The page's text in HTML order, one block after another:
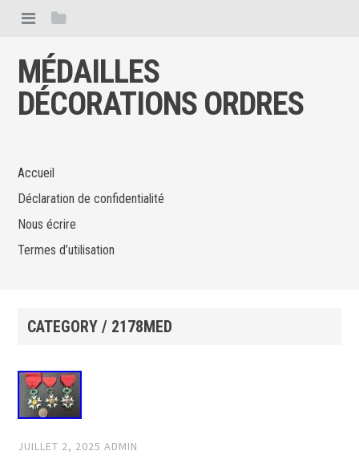
MÉDAILLES
DÉCORATIONS ORDRES
Accueil
Déclaration de confidentialité
Nous écrire
Termes d’utilisation
CATEGORY / 2178MED
JUILLET 2, 2025 ADMIN